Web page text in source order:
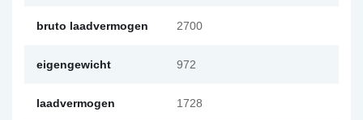
bruto laadvermogen 2700
eigengewicht 972
laadvermogen 1728